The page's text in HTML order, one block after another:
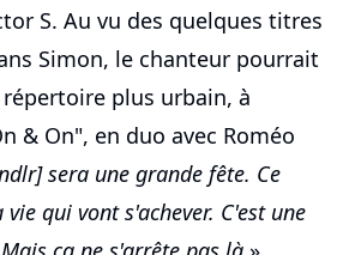
S. Au vu des quelques titres
Simon, le chanteur pourrait
plus urbain, à
& On", en duo avec Roméo
sera une grande fête. Ce
qui vont s'achever. C'est une